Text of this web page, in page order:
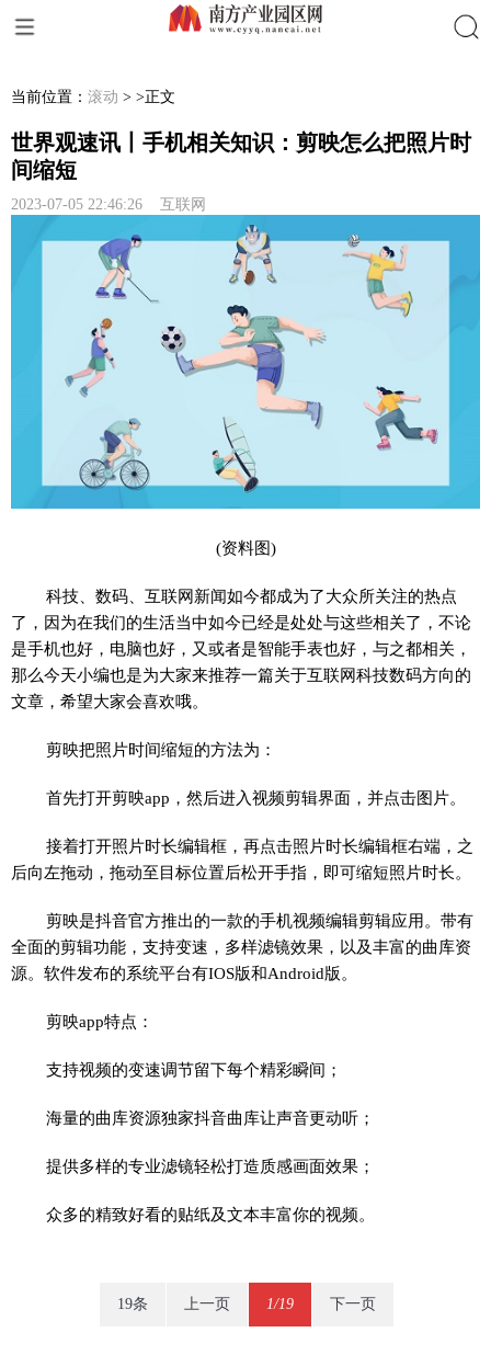
当前位置： 滚动 > >正文
世界观速讯丨手机相关知识：剪映怎么把照片时
间缩短
2023-07-05 22:46:26 互联网
(资料图)
科技、数码、互联网新闻如今都成为了大众所关注的热点
了，因为在我们的生活当中如今已经是处处与这些相关了，不论
是手机也好，电脑也好，又或者是智能手表也好，与之都相关，
那么今天小编也是为大家来推荐一篇关于互联网科技数码方向的
文章，希望大家会喜欢哦。
剪映把照片时间缩短的方法为：
首先打开剪映app，然后进入视频剪辑界面，并点击图片。
接着打开照片时长编辑框，再点击照片时长编辑框右端，之
后向左拖动，拖动至目标位置后松开手指，即可缩短照片时长。
剪映是抖音官方推出的一款的手机视频编辑剪辑应用。带有
全面的剪辑功能，支持变速，多样滤镜效果，以及丰富的曲库资
源。软件发布的系统平台有IOS版和Android版。
剪映app特点：
支持视频的变速调节留下每个精彩瞬间；
海量的曲库资源独家抖音曲库让声音更动听；
提供多样的专业滤镜轻松打造质感画面效果；
众多的精致好看的贴纸及文本丰富你的视频。
19条 上一页 1/19 下一页